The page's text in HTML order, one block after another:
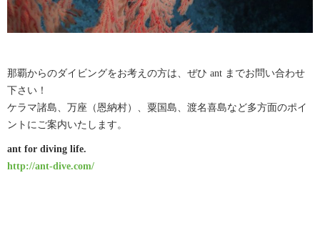
那覇からのダイビングをお考えの方は、ぜひ ant までお問い合わせ
下さい！
ケラマ諸島、万座（恩納村）、粟国島、渡名喜島など多方面のポイ
ントにご案内いたします。
ant for diving life.
http://ant-dive.com/